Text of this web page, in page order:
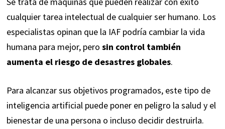
cualquier tarea intelectual de cualquier ser humano. Los
especialistas opinan que la IAF podría cambiar la vida
humana para mejor, pero sin control también
aumenta el riesgo de desastres globales.
Para alcanzar sus objetivos programados, este tipo de
inteligencia artificial puede poner en peligro la salud y el
bienestar de una persona o incluso decidir destruirla.